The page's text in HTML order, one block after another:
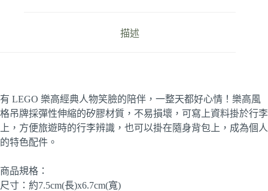
描述
有 LEGO 樂高經典人物笑臉的陪伴，一整天都好心情！樂高風
格吊牌採彈性伸縮的矽膠材質，不易損壞，可寫上資料掛於行李
上，方便旅遊時的行李辨識，也可以掛在隨身背包上，成為個人
的特色配件。
商品規格：
尺寸：約7.5cm(長)x6.7cm(寬)